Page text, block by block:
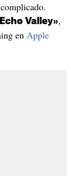
Valley»,
en Apple